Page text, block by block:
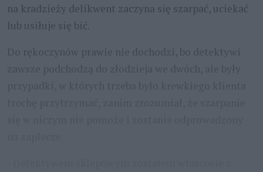
na kradzieży delikwent zaczyna się szarpać, uciekać
lub usiłuje się bić.
Do rękoczynów prawie nie dochodzi, bo detektywi